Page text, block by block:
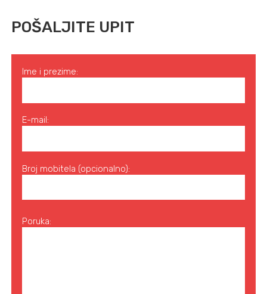
POŠALJITE UPIT
Ime i prezime:
E-mail:
Broj mobitela (opcionalno):
Poruka: